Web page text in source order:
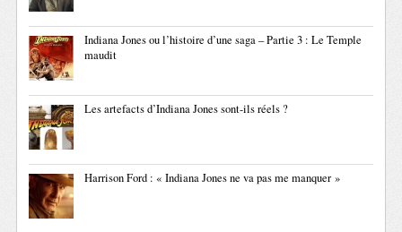
Indiana Jones ou l’histoire d’une saga – Partie 3 : Le Temple
maudit
Les artefacts d’Indiana Jones sont-ils réels ?
Harrison Ford : « Indiana Jones ne va pas me manquer »